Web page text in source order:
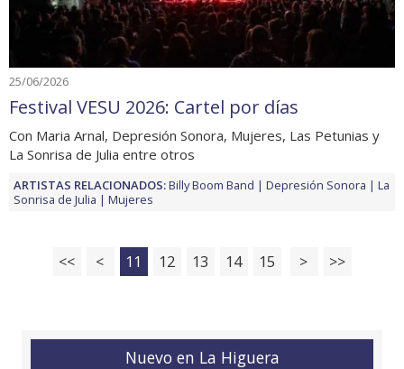
25/06/2026
Festival VESU 2026: Cartel por días
Con Maria Arnal, Depresión Sonora, Mujeres, Las Petunias y
La Sonrisa de Julia entre otros
ARTISTAS RELACIONADOS:Billy Boom Band Depresión Sonora
La
Sonrisa de Julia
Mujeres
<< < 11 12 13 14 15 > >>
Nuevo en La Higuera